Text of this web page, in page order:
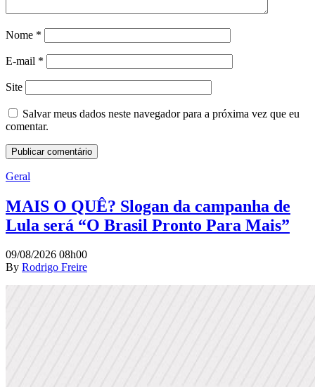
Nome *
E-mail *
Site
Salvar meus dados neste navegador para a próxima vez que eu
comentar.
Geral
MAIS O QUÊ? Slogan da campanha de
Lula será “O Brasil Pronto Para Mais”
09/08/2026 08h00
By Rodrigo Freire